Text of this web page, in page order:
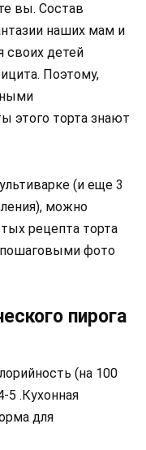
вы. Состав
наших мам и
своих детей
Поэтому,
этого торта знают
(и еще 3
можно
рецепта торта
пошаговыми фото
пирога
(на 100
5 .Кухонная
для